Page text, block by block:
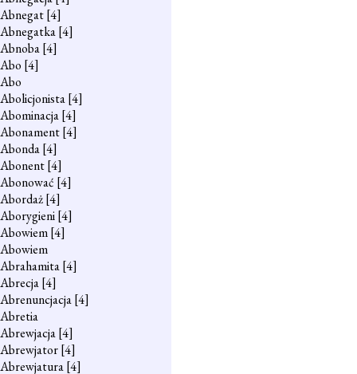
Abnegat[4]
Abnegatka[4]
Abnoba[4]
Abo [4]
Abo
Abolicjonista[4]
Abominacja[4]
Abonament[4]
Abonda[4]
Abonent[4]
Abonować [4]
Abordaż[4]
Aborygieni[4]
Abowiem[4]
Abowiem
Abrahamita[4]
Abrecja[4]
Abrenuncjacja[4]
Abretia
Abrewjacja[4]
Abrewjator[4]
Abrewjatura[4]